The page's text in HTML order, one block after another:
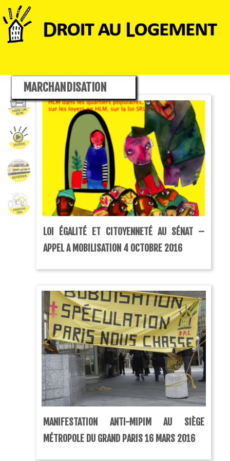
MARCHANDISATION
LOI ÉGALITÉ ET CITOYENNETÉ AU SÉNAT –
APPEL A MOBILISATION 4 OCTOBRE 2016
MANIFESTATION ANTI-MIPIM AU SIÈGE
MÉTROPOLE DU GRAND PARIS 16 MARS 2016